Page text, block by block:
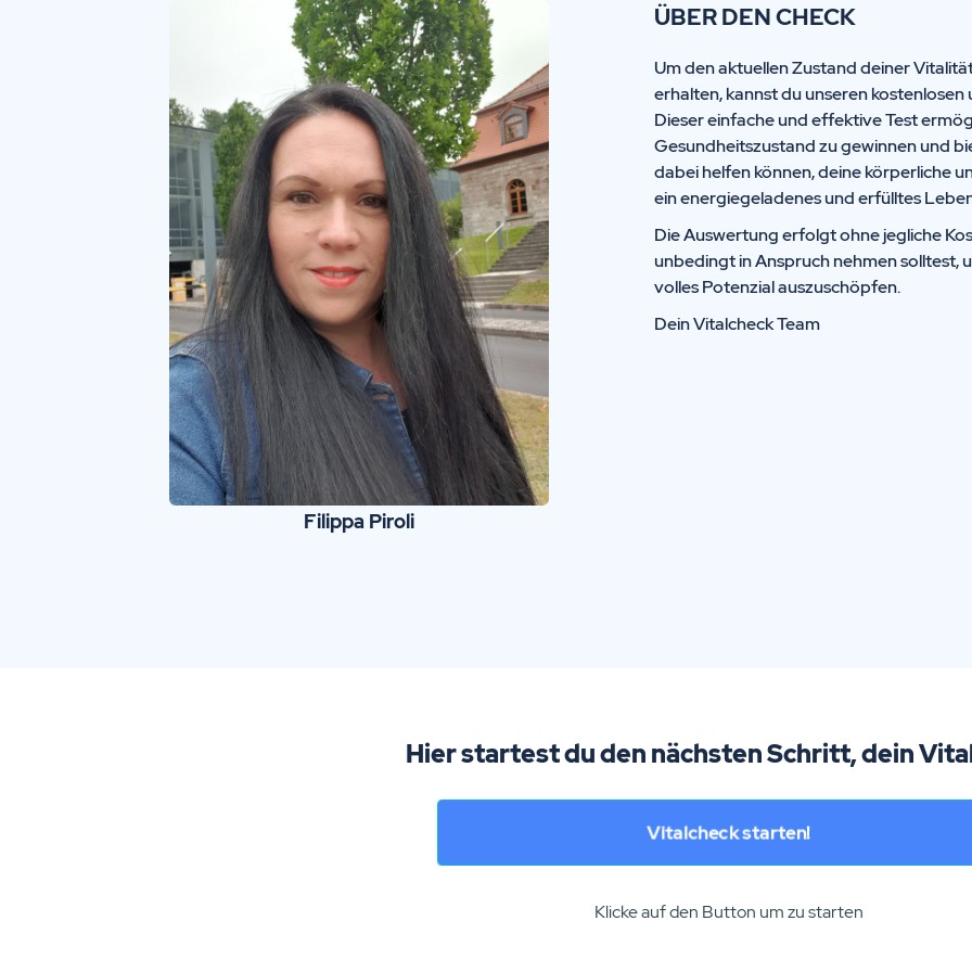
Filippa Piroli
ÜBER DEN CHECK
Um den aktuellen Zustand deiner
erhalten, kannst du unseren
Dieser einfache und effektive Test
Gesundheitszustand zu gewinnen und
dabei helfen können, deine körperliche
ein energiegeladenes und erfülltes
Die Auswertung erfolgt ohne jegliche
unbedingt in Anspruch nehmen solltest,
volles Potenzial auszuschöpfen.
Dein Vitalcheck Team
Hier startest du den nächsten Schritt, dein
Vitalcheck starten!
Klicke auf den Button um zu starten